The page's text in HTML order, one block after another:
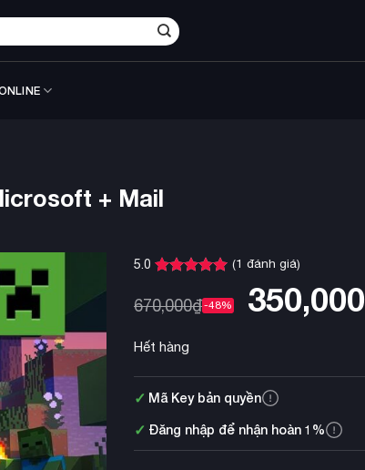
+ Mail
5.0
dựa trên
đánh giá
(1 đánh giá)
670,000₫-48% 350,000
Hết hàng
✓ Mã Key bản quyền
✓ Đăng nhập để nhận hoàn 1%